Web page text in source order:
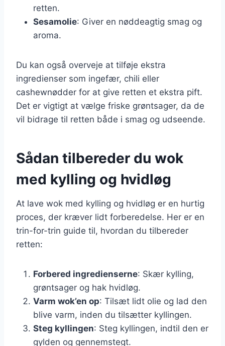
retten.
Sesamolie: Giver en nøddeagtig smag og
aroma.
Du kan også overveje at tilføje ekstra
ingredienser som ingefær, chili eller
cashewnødder for at give retten et ekstra pift.
Det er vigtigt at vælge friske grøntsager, da de
vil bidrage til retten både i smag og udseende.
Sådan tilbereder du wok
med kylling og hvidløg
At lave wok med kylling og hvidløg er en hurtig
proces, der kræver lidt forberedelse. Her er en
trin-for-trin guide til, hvordan du tilbereder
retten:
Forbered ingredienserne: Skær kylling,
grøntsager og hak hvidløg.
Varm wok’en op: Tilsæt lidt olie og lad den
blive varm, inden du tilsætter kyllingen.
Steg kyllingen: Steg kyllingen, indtil den er
gylden og gennemstegt.